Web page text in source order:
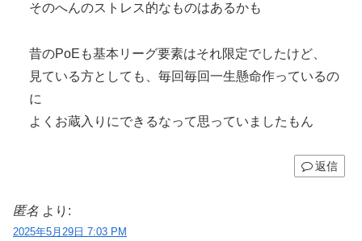
そのへんのストレス的なものはあるかも
昔のPoEも基本リーグ要素はそれ限定でしたけど、
見ている方としても、毎回毎回一生懸命作っているの
に
よくお蔵入りにできるなって思っていましたもん
返信
匿名 より:
2025年5月29日 7:03 PM